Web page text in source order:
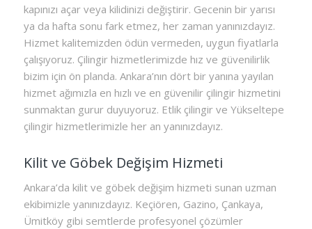
kapınızı açar veya kilidinizi değiştirir. Gecenin bir yarısı
ya da hafta sonu fark etmez, her zaman yanınızdayız.
Hizmet kalitemizden ödün vermeden, uygun fiyatlarla
çalışıyoruz. Çilingir hizmetlerimizde hız ve güvenilirlik
bizim için ön planda. Ankara’nın dört bir yanına yayılan
hizmet ağımızla en hızlı ve en güvenilir çilingir hizmetini
sunmaktan gurur duyuyoruz. Etlik çilingir ve Yükseltepe
çilingir hizmetlerimizle her an yanınızdayız.
Kilit ve Göbek Değişim Hizmeti
Ankara’da kilit ve göbek değişim hizmeti sunan uzman
ekibimizle yanınızdayız. Keçiören, Gazino, Çankaya,
Ümitköy gibi semtlerde profesyonel çözümler